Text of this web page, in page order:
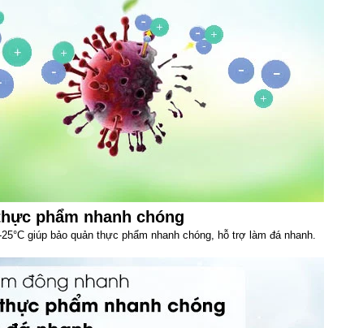
phẩm nhanh chóng
giúp bảo quản thực phẩm nhanh chóng, hỗ trợ làm đá nhanh.